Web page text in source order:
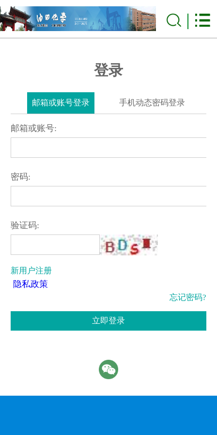
登录
邮箱或账号登录 手机动态密码登录
邮箱或账号:
密码:
验证码:
新用户注册
隐私政策
忘记密码?
立即登录